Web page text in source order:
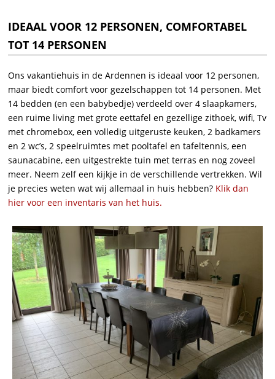
IDEAAL VOOR 12 PERSONEN, COMFORTABEL
TOT 14 PERSONEN
Ons vakantiehuis in de Ardennen is ideaal voor 12 personen,
maar biedt comfort voor gezelschappen tot 14 personen. Met
14 bedden (en een babybedje) verdeeld over 4 slaapkamers,
een ruime living met grote eettafel en gezellige zithoek, wifi, Tv
met chromebox, een volledig uitgeruste keuken, 2 badkamers
en 2 wc’s, 2 speelruimtes met pooltafel en tafeltennis, een
saunacabine, een uitgestrekte tuin met terras en nog zoveel
meer. Neem zelf een kijkje in de verschillende vertrekken. Wil
je precies weten wat wij allemaal in huis hebben? Klik dan
hier voor een inventaris van het huis.